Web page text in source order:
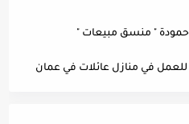
" منسق مبيعات "